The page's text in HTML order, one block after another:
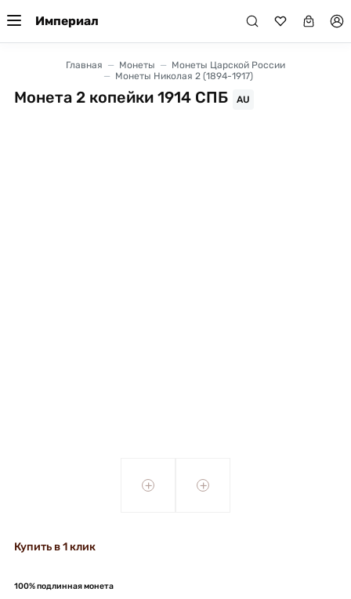
Империал
Главная Монеты
Монеты Царской России
Монеты Николая 2 (1894-1917)
Монета 2 копейки 1914 СПБ AU
+ +
Купить в 1 клик
100% подлинная монета